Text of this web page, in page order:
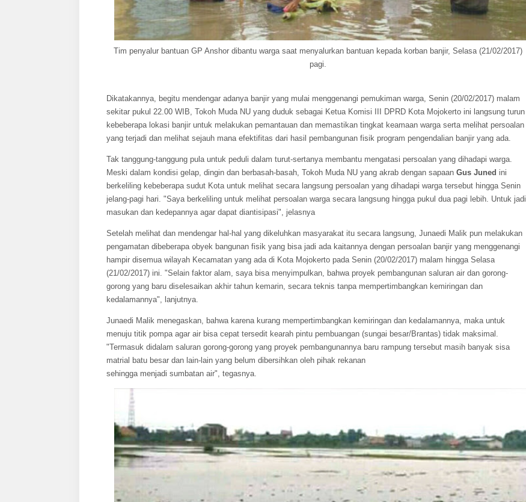
Tim penyalur bantuan GP Anshor dibantu warga saat menyalurkan bantuan kepada korban banjir, Selasa (21/02/2017)
pagi.
Dikatakannya, begitu mendengar adanya banjir yang mulai menggenangi pemukiman warga, Senin (20/02/2017) malam
sekitar pukul 22.00 WIB, Tokoh Muda NU yang duduk sebagai Ketua Komisi III DPRD Kota Mojokerto ini langsung turun
kebeberapa lokasi banjir untuk melakukan pemantauan dan memastikan tingkat keamaan warga serta melihat persoalan
yang terjadi dan melihat sejauh mana efektifitas dari hasil pembangunan fisik program pengendalian banjir yang ada.
Tak tanggung-tanggung pula untuk peduli dalam turut-sertanya membantu mengatasi persoalan yang dihadapi warga.
Meski dalam kondisi gelap, dingin dan berbasah-basah, Tokoh Muda NU yang akrab dengan sapaan Gus Juned ini
berkeliling kebeberapa sudut Kota untuk melihat secara langsung persoalan yang dihadapi warga tersebut hingga Senin
jelang-pagi hari. "Saya berkeliling untuk melihat persoalan warga secara langsung hingga pukul dua pagi lebih. Untuk jadi
masukan dan kedepannya agar dapat diantisipasi", jelasnya
Setelah melihat dan mendengar hal-hal yang dikeluhkan masyarakat itu secara langsung, Junaedi Malik pun melakukan
pengamatan dibeberapa obyek bangunan fisik yang bisa jadi ada kaitannya dengan persoalan banjir yang menggenangi
hampir disemua wilayah Kecamatan yang ada di Kota Mojokerto pada Senin (20/02/2017) malam hingga Selasa
(21/02/2017) ini. "Selain faktor alam, saya bisa menyimpulkan, bahwa proyek pembangunan saluran air dan gorong-
gorong yang baru diselesaikan akhir tahun kemarin, secara teknis tanpa mempertimbangkan kemiringan dan
kedalamannya", lanjutnya.
Junaedi Malik menegaskan, bahwa karena kurang mempertimbangkan kemiringan dan kedalamannya, maka untuk
menuju titik pompa agar air bisa cepat tersedit kearah pintu pembuangan (sungai besar/Brantas) tidak maksimal.
"Termasuk didalam saluran gorong-gorong yang proyek pembangunannya baru rampung tersebut masih banyak sisa
matrial batu besar dan lain-lain yang belum dibersihkan oleh pihak rekanan
sehingga menjadi sumbatan air", tegasnya.